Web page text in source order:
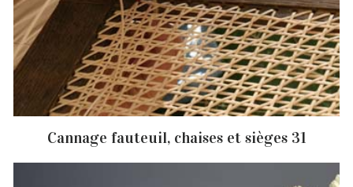
Cannage fauteuil, chaises et sièges 31